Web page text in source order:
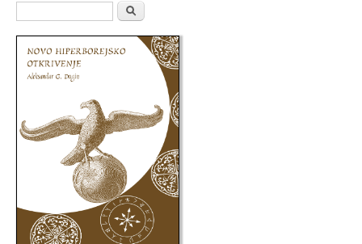
Obrazac pretraživanja